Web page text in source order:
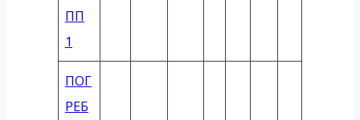
ПП
1
ПОГ
РЕБ